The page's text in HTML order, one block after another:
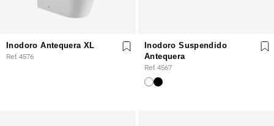
Inodoro Antequera XL
Ref. 4576
Inodoro Suspendido
Antequera
Ref. 4567